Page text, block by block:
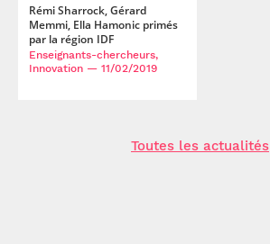
Rémi Sharrock, Gérard
Memmi, Ella Hamonic primés
par la région IDF
Enseignants-chercheurs,
Innovation — 11/02/2019
Toutes les actualités